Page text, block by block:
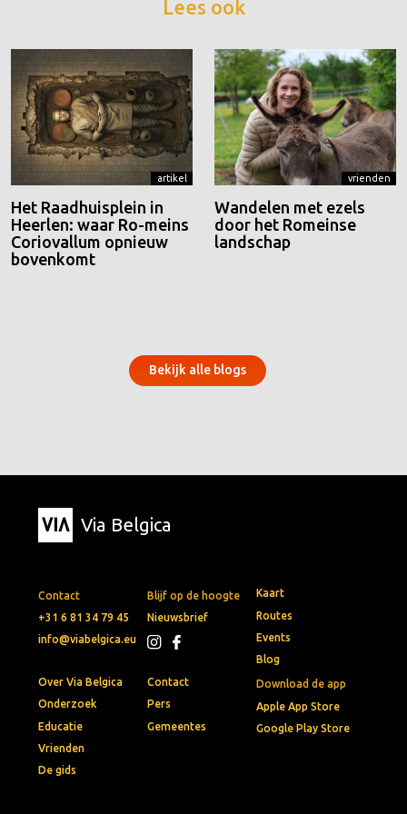
Lees ook
artikel
Het Raadhuisplein in
Heerlen: waar Ro-meins
Coriovallum opnieuw
bovenkomt
vrienden
Wandelen met ezels
door het Romeinse
landschap
Bekijk alle blogs
Via Belgica
Contact
+31 6 81 34 79 45
info@viabelgica.eu
Blijf op de hoogte
Nieuwsbrief
Download de app
Apple App Store
Google Play Store
Kaart
Routes
Events
Blog
Over Via Belgica
Onderzoek
Educatie
Vrienden
De gids
Contact
Pers
Gemeentes